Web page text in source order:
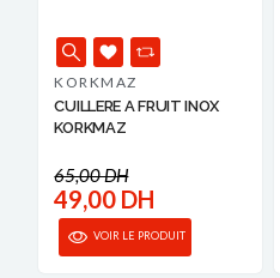
KORKMAZ
CUILLERE A FRUIT INOX
KORKMAZ
65,00 DH
49,00 DH
VOIR LE PRODUIT